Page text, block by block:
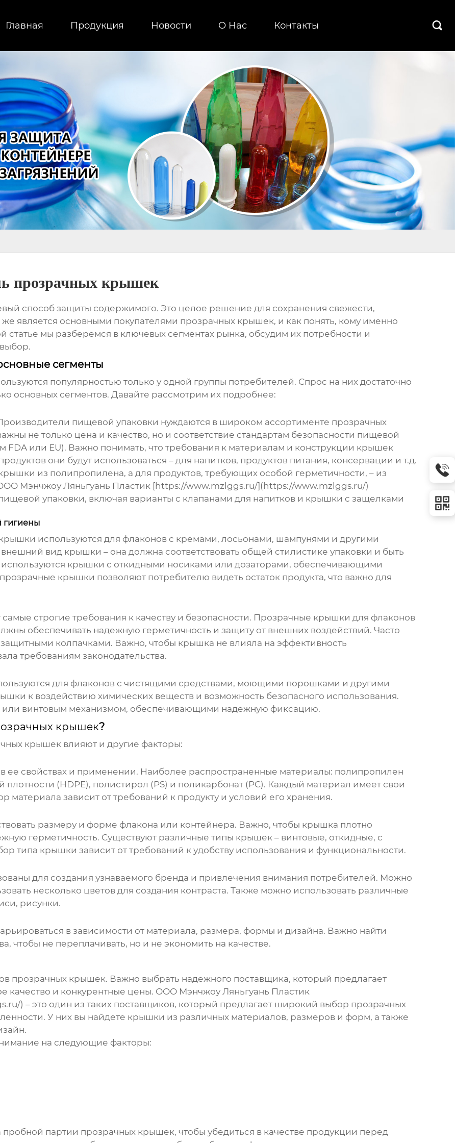
Главная Продукция Новости О Hас Контакты 
прозрачных крышек
способ защиты содержимого. Это целое решение для сохранения свежести,
является основными покупателями прозрачных крышек, и как понять, кому именно
статье мы разберемся в ключевых сегментах рынка, обсудим их потребности и
сегменты
популярностью только у одной группы потребителей. Спрос на них достаточно
основных сегментов. Давайте рассмотрим их подробнее:
пищевой упаковки нуждаются в широком ассортименте прозрачных
не только цена и качество, но и соответствие стандартам безопасности пищевой
или EU). Важно понимать, что требования к материалам и конструкции крышек
они будут использоваться – для напитков, продуктов питания, консервации и т.д.
из полипропилена, а для продуктов, требующих особой герметичности, – из
Мэнчжоу Ляньгуань Пластик [https://www.mzlggs.ru/](https://www.mzlggs.ru/)
упаковки, включая варианты с клапанами для напитков и крышки с защелками
гигиены
используются для флаконов с кремами, лосьонами, шампунями и другими
вид крышки – она должна соответствовать общей стилистике упаковки и быть
используются крышки с откидными носиками или дозаторами, обеспечивающими
крышки позволяют потребителю видеть остаток продукта, что важно для
строгие требования к качеству и безопасности. Прозрачные крышки для флаконов
обеспечивать надежную герметичность и защиту от внешних воздействий. Часто
колпачками. Важно, чтобы крышка не влияла на эффективность
требованиям законодательства.
для флаконов с чистящими средствами, моющими порошками и другими
к воздействию химических веществ и возможность безопасного использования.
или винтовым механизмом, обеспечивающими надежную фиксацию.
крышек?
крышеквлияют и другие факторы:
ее свойствах и применении. Наиболее распространенные материалы: полипропилен
плотности (HDPE), полистирол (PS) и поликарбонат (PC). Каждый материал имеет свои
материала зависит от требований к продукту и условий его хранения.
размеру и форме флакона или контейнера. Важно, чтобы крышка плотно
герметичность. Существуют различные типы крышек – винтовые, откидные, с
типа крышки зависит от требований к удобству использования и функциональности.
для создания узнаваемого бренда и привлечения внимания потребителей. Можно
несколько цветов для создания контраста. Также можно использовать различные
рисунки.
в зависимости от материала, размера, формы и дизайна. Важно найти
чтобы не переплачивать, но и не экономить на качестве.
прозрачных крышек. Важно выбрать надежного поставщика, который предлагает
качество и конкурентные цены. ООО Мэнчжоу Ляньгуань Пластик
) – это один из таких поставщиков, который предлагает широкий выбор прозрачных
У них вы найдете крышки из различных материалов, размеров и форм, а также
на следующие факторы:
пробной партии прозрачных крышек, чтобы убедиться в качестве продукции перед